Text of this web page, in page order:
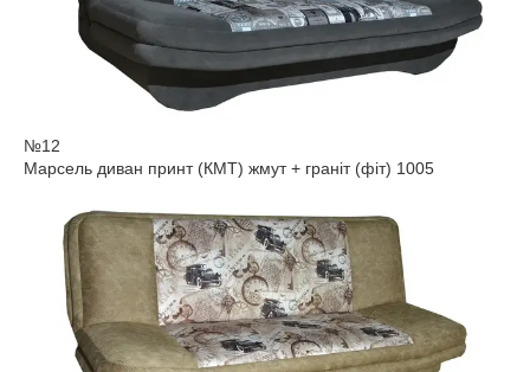
№12
Марсель диван принт (КМТ) жмут + граніт (фіт) 1005